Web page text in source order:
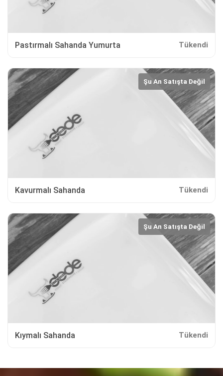
Pastırmalı Sahanda Yumurta Tükendi
Şu An Satışta Değil
Kavurmalı Sahanda Tükendi
Şu An Satışta Değil
Kıymalı Sahanda Tükendi